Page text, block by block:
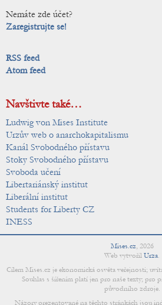
Nemáte zde účet?
Zaregistrujte se!
RSS feed
Atom feed
Navštivte také…
Ludwig von Mises Institute
Urzův web o anarchokapitalismu
Kanál Svobodného přístavu
Stoky Svobodného přístavu
Svoboda učení
Libertariánský institut
Liberální institut
Students for Liberty CZ
INESS
Mises.cz, 2026
Web vytvořil Urza.
Cílem Mises.cz je ekonomická osvěta veřejnosti;
Souhlas s šířením platí jen pro naše texty; pro
původního zdroje.
Názory prezentované na těchto stránkách jsou